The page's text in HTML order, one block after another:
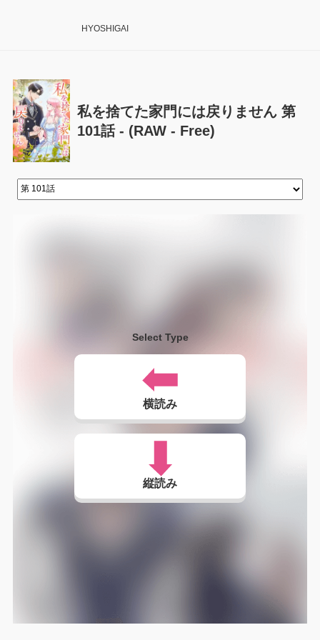
HYOSHIGAI
私を捨てた家門には戻りません 第
101話 - (RAW - Free)
Select Type
横読み
縦読み